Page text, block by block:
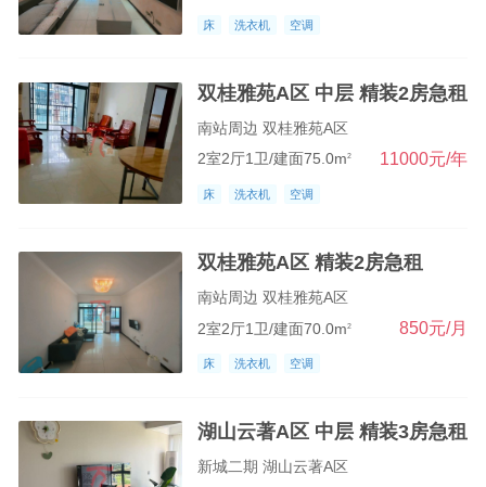
床 洗衣机 空调
双桂雅苑A区 中层 精装2房急租
南站周边 双桂雅苑A区
2室2厅1卫/建面75.0m2 11000元/年
床 洗衣机 空调
双桂雅苑A区 精装2房急租
南站周边 双桂雅苑A区
2室2厅1卫/建面70.0m2 850元/月
床 洗衣机 空调
湖山云著A区 中层 精装3房急租
新城二期 湖山云著A区